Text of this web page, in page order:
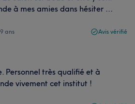
à mes amies dans hésiter ...
ans Avis vérifié
Personnel très qualifié et à
vivement cet institut !